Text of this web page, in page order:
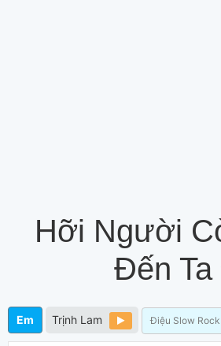
Hỡi Người
Đến Ta
Em Trịnh Lam Điệu Slow Rock